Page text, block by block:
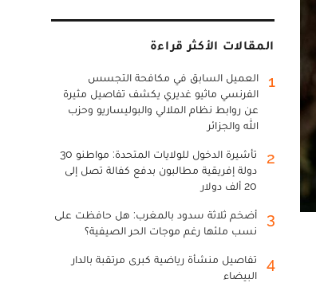
المقالات الأكثر قراءة
1
العميل السابق في مكافحة التجسس
الفرنسي ماثيو غديري يكشف تفاصيل مثيرة
عن روابط نظام الملالي والبوليساريو وحزب
الله والجزائر
2
تأشيرة الدخول للولايات المتحدة: مواطنو 30
دولة إفريقية مطالبون بدفع كفالة تصل إلى
20 ألف دولار
3
أضخم ثلاثة سدود بالمغرب: هل حافظت على
نسب ملئها رغم موجات الحر الصيفية؟
4
تفاصيل منشأة رياضية كبرى مرتقبة بالدار
البيضاء